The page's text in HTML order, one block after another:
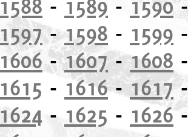
1588 - 1589 - 1590
1597-1598 - 1599
1606-1607-1608
1615 - 1616-1617
1624 - 1625 - 1626